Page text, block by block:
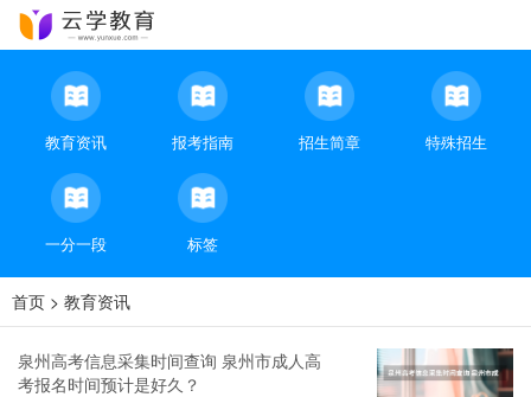
教育资讯 报考指南 招生简章 特殊招生
一分一段 标签
首页 > 教育资讯
泉州高考信息采集时间查询 泉州市成人高
考报名时间预计是好久？